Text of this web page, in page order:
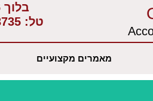
בלוך 76, קרית יערים
טל:
מאמרים מקצועיים